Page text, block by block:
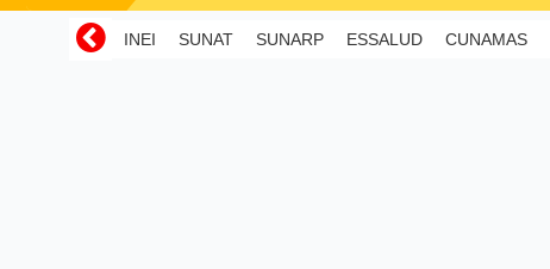
INEI SUNAT SUNARP ESSALUD CUNAMAS